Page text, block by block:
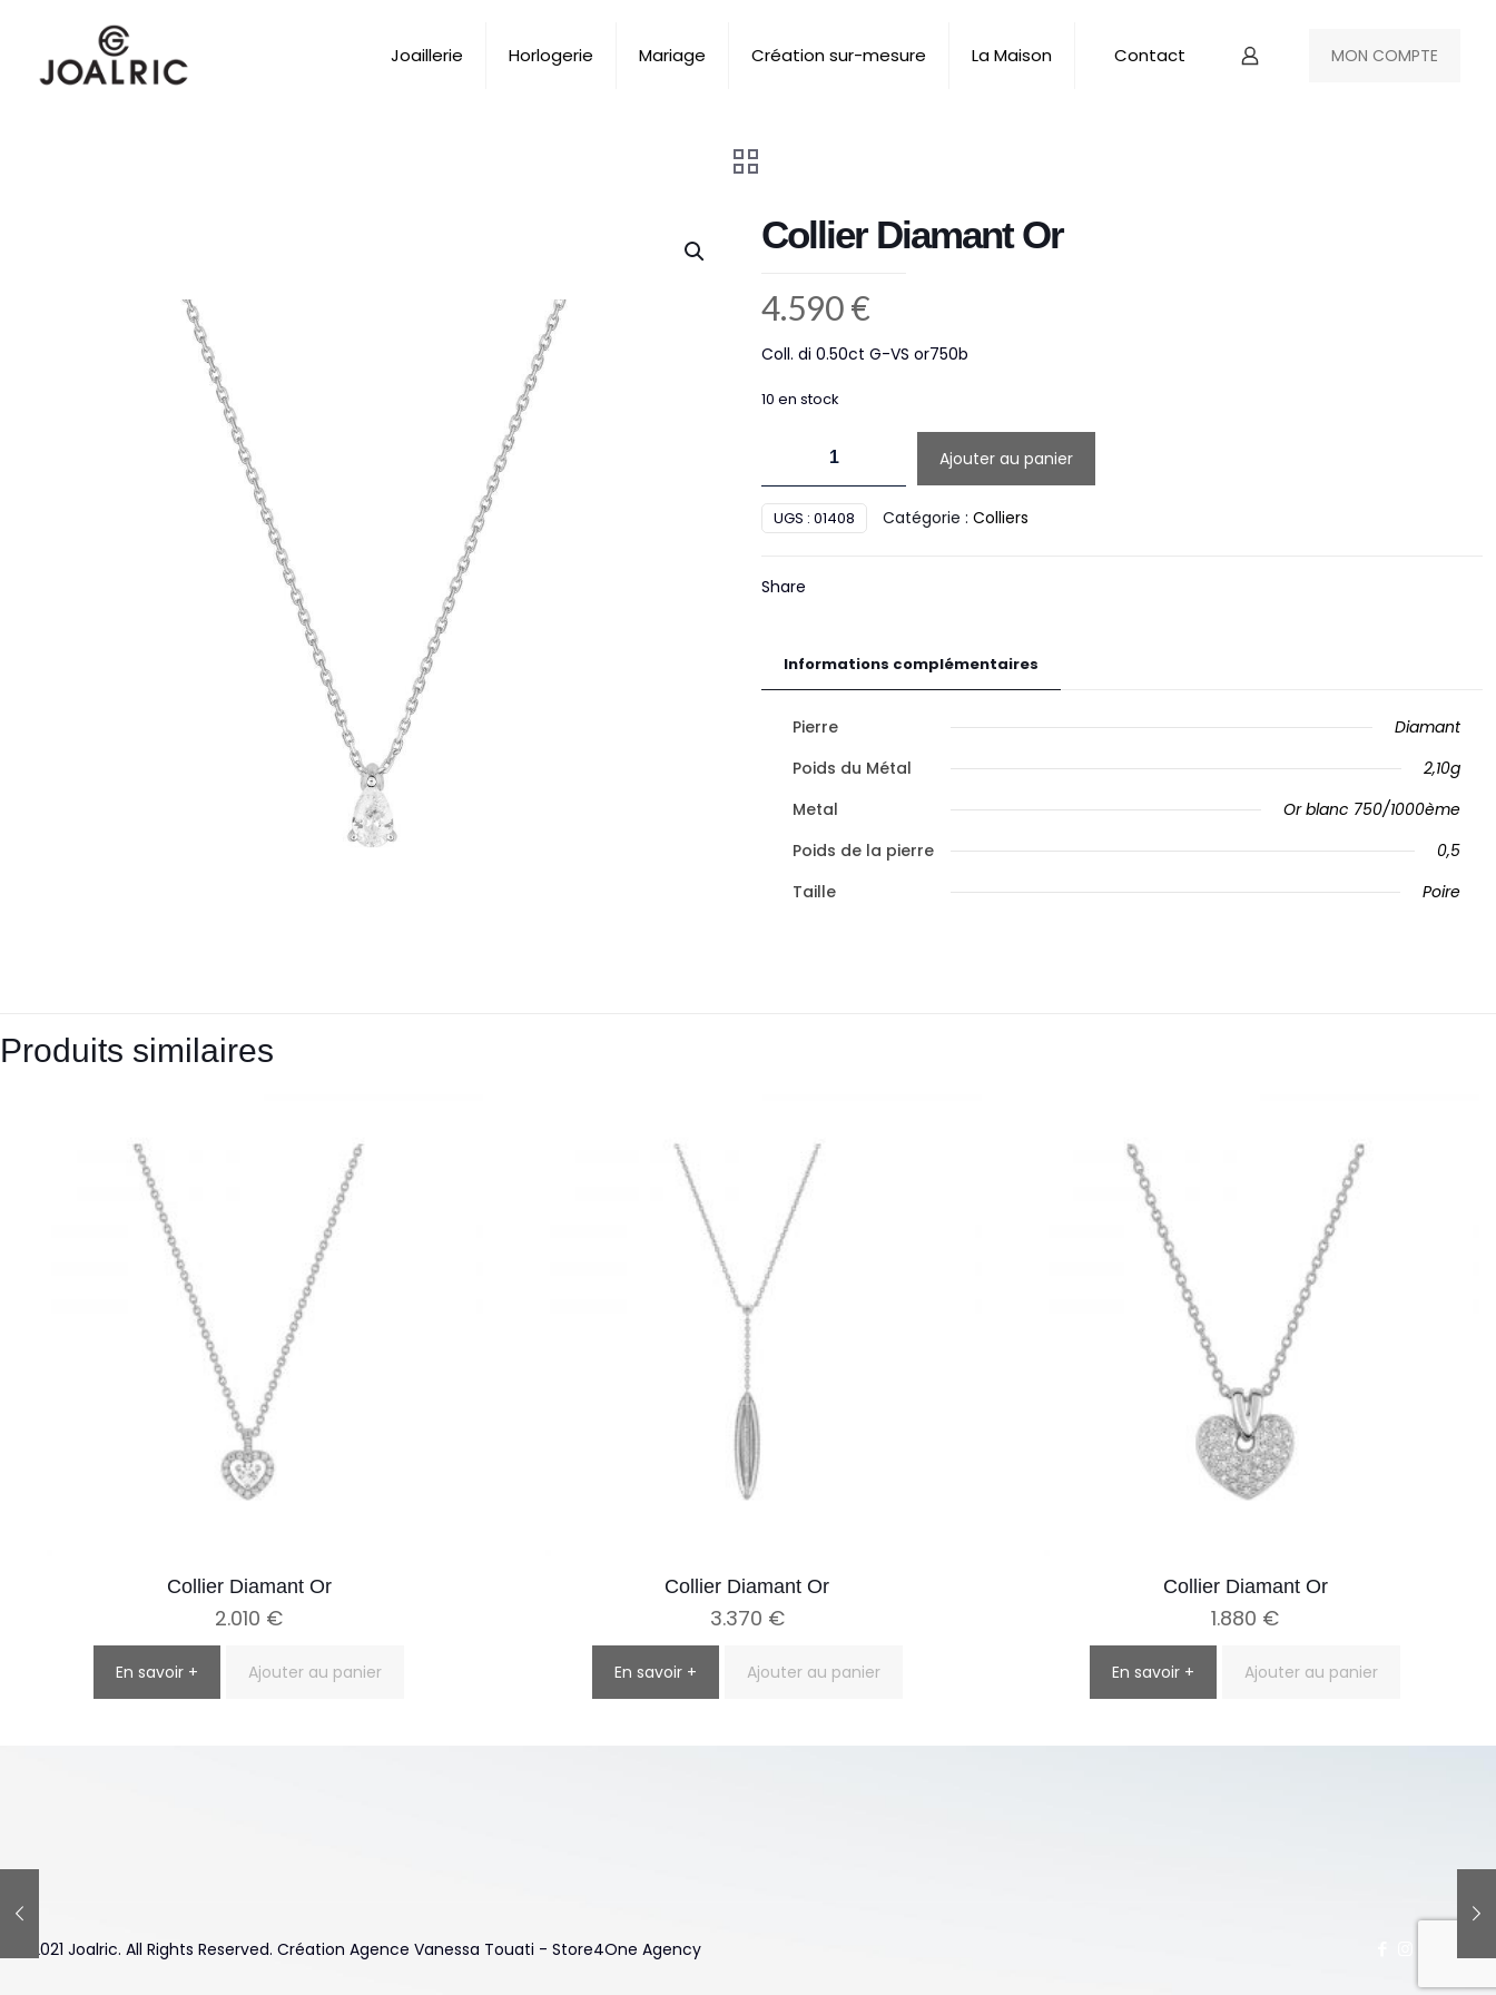
Joaillerie Horlogerie Mariage Création sur-mesure La Maison Contact MON COMPTE
Collier Diamant Or
4.590€
Coll. di 0.50ct G-VS or750b
10 en stock
Collier
Diamant
Ajouter au panier
UGS : 01408 Catégorie : Colliers
Share
Informations complémentaires
Pierre
Diamant
Poids du Métal
2,10g
Metal
Or blanc 750/1000ème
Poids de la pierre
0,5
Taille
Poire
Produits similaires
Collier Diamant Or
2.010 €
En savoir + Ajouter au panier
Collier Diamant Or
3.370 €
En savoir + Ajouter au panier
Collier Diamant Or
1.880 €
En savoir + Ajouter au panier
© 2021 Joalric. All Rights Reserved. Création Agence Vanessa Touati - Store4One Agency